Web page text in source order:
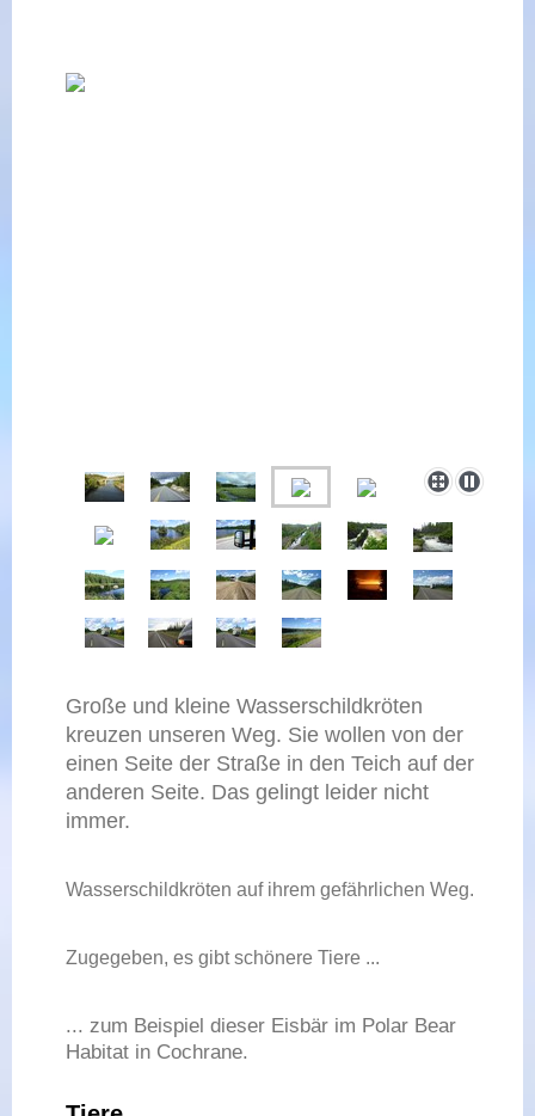
Große und kleine Wasserschildkröten
kreuzen unseren Weg. Sie wollen von der
einen Seite der Straße in den Teich auf der
anderen Seite. Das gelingt leider nicht
immer.
Wasserschildkröten auf ihrem gefährlichen Weg.
Zugegeben, es gibt schönere Tiere ...
... zum Beispiel dieser Eisbär im Polar Bear
Habitat in Cochrane.